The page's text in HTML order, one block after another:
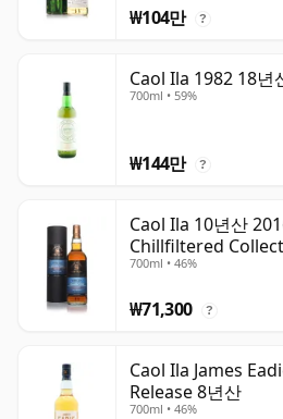
₩104만 ?
Caol Ila 1982 18년
700ml • 59%
₩144만 ?
Caol Ila 10년산
Chillfiltered
700ml • 46%
₩71,300 ?
Caol Ila James
Release 8년산
700ml • 46%